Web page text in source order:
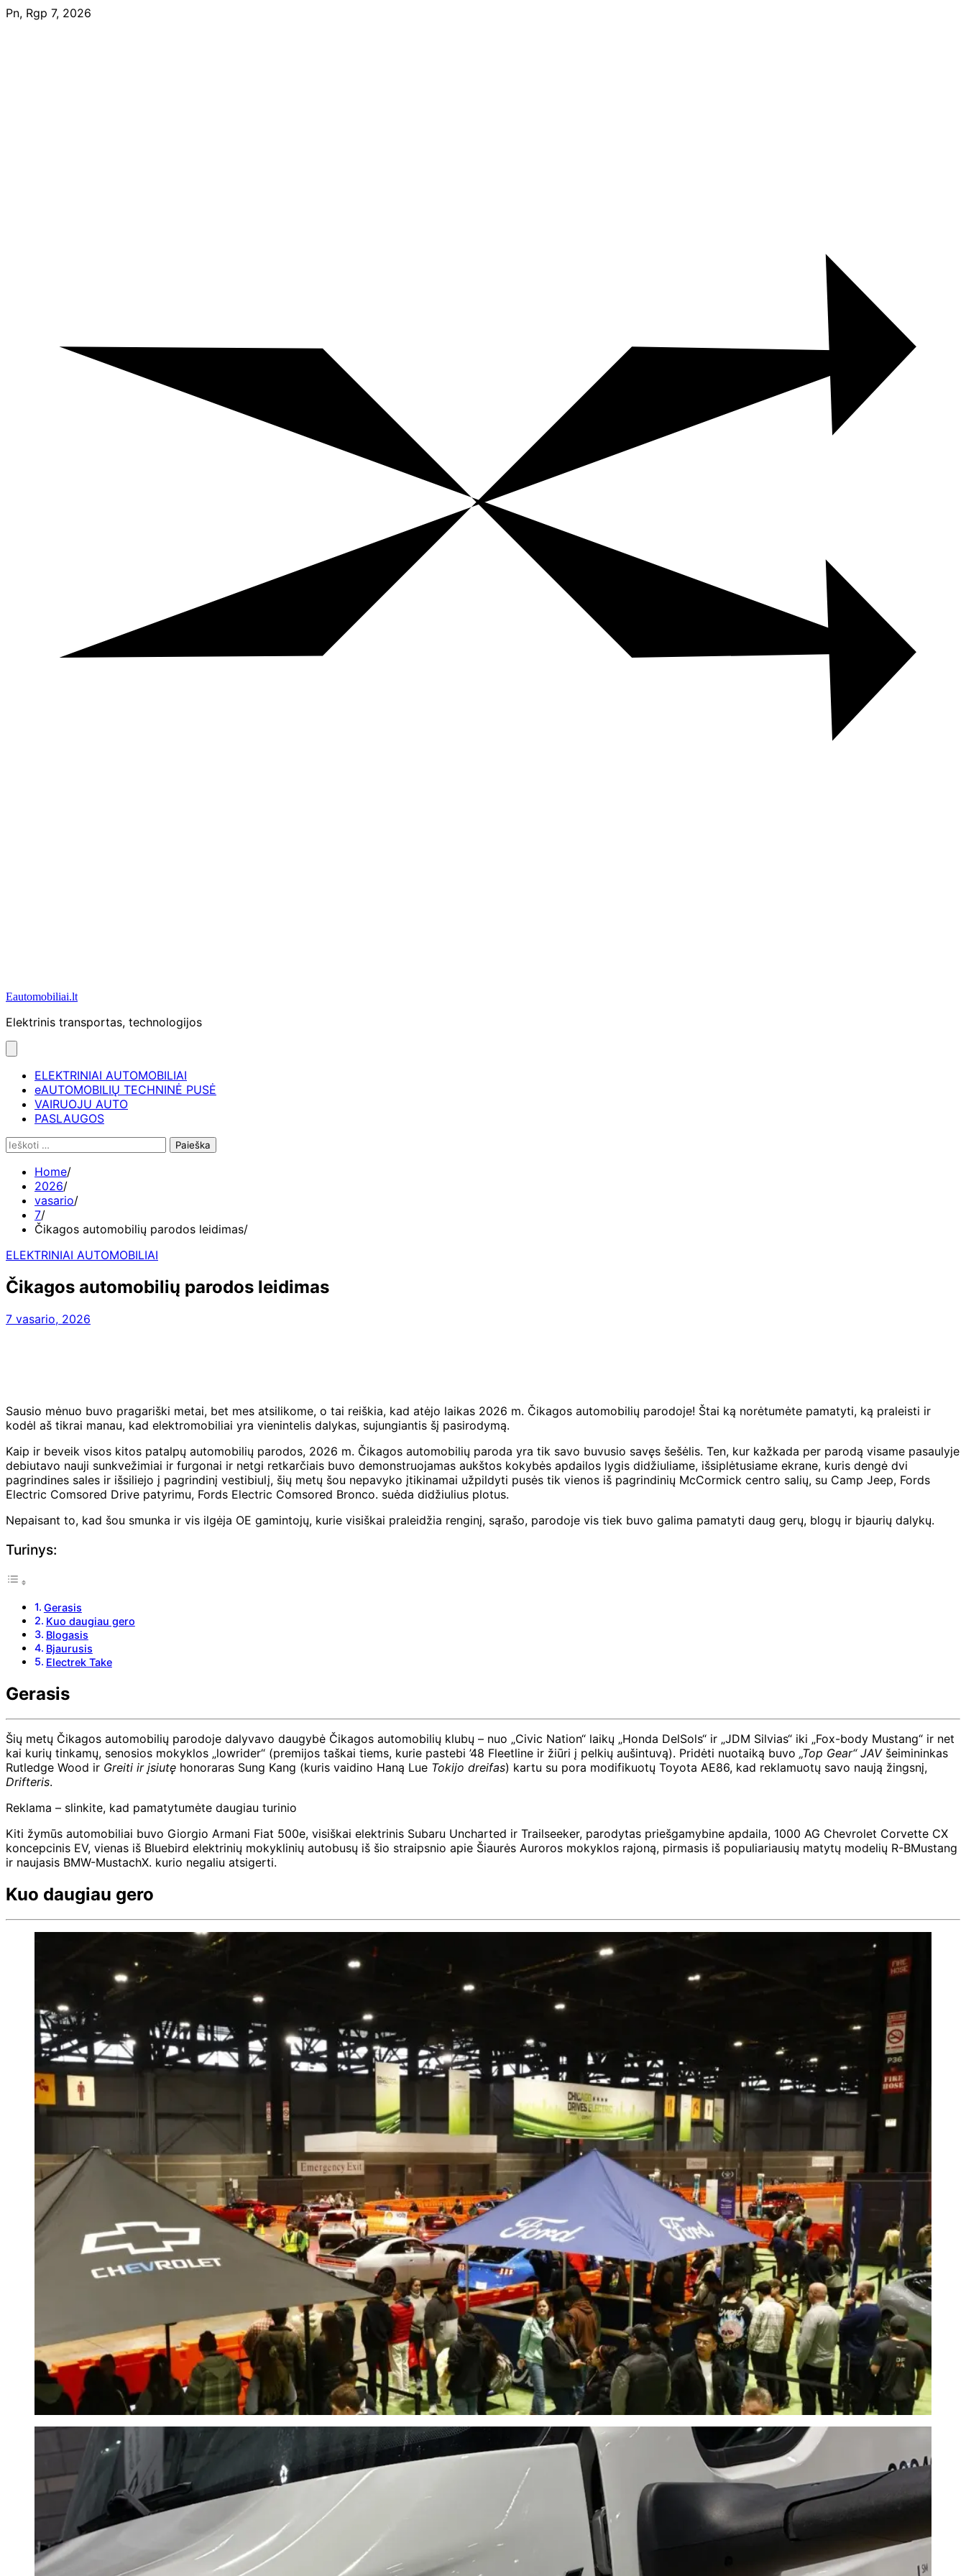
Skip
Pn, Rgp 7, 2026
Eautomobiliai.lt
Elektrinis transportas, technologijos
ELEKTRINIAI AUTOMOBILIAI
eAUTOMOBILIŲ TECHNINĖ PUSĖ
VAIRUOJU AUTO
PASLAUGOS
Ieškoti:
Home
2026
vasario
7
Čikagos automobilių parodos leidimas
ELEKTRINIAI AUTOMOBILIAI
Čikagos automobilių parodos leidimas
7 vasario, 2026
Sausio mėnuo buvo pragariški metai, bet mes atsilikome, o tai reiškia, kad atėjo laikas 2026 m. Čikagos automobilių parodoje! Štai ką norėtumėte pamatyti, ką praleisti ir
kodėl aš tikrai manau, kad elektromobiliai yra vienintelis dalykas, sujungiantis šį pasirodymą.
Kaip ir beveik visos kitos patalpų automobilių parodos, 2026 m. Čikagos automobilių paroda yra tik savo buvusio savęs šešėlis. Ten, kur kažkada per parodą visame pasaulyje
debiutavo nauji sunkvežimiai ir furgonai ir netgi retkarčiais buvo demonstruojamas aukštos kokybės apdailos lygis didžiuliame, išsiplėtusiame ekrane, kuris dengė dvi
pagrindines sales ir išsiliejo į pagrindinį vestibiulį, šių metų šou nepavyko įtikinamai užpildyti pusės tik vienos iš pagrindinių McCormick centro salių, su Camp Jeep, Fords
Electric Comsored Drive patyrimu, Fords Electric Comsored Bronco. suėda didžiulius plotus.
Nepaisant to, kad šou smunka ir vis ilgėja OE gamintojų, kurie visiškai praleidžia renginį, sąrašo, parodoje vis tiek buvo galima pamatyti daug gerų, blogų ir bjaurių dalykų.
Turinys:
Gerasis
Kuo daugiau gero
Blogasis
Bjaurusis
Electrek Take
Gerasis
Šių metų Čikagos automobilių parodoje dalyvavo daugybė Čikagos automobilių klubų – nuo ​​„Civic Nation“ laikų „Honda DelSols“ ir „JDM Silvias“ iki „Fox-body Mustang“ ir net
kai kurių tinkamų, senosios mokyklos „lowrider“ (premijos taškai tiems, kurie pastebi ’48 Fleetline ir žiūri į pelkių aušintuvą). Pridėti nuotaiką buvo „Top Gear“ JAVšeimininkas
Rutledge Wood ir Greiti ir įsiutę honoraras Sung Kang (kuris vaidino Haną Lue Tokijo dreifas) kartu su pora modifikuotų Toyota AE86, kad reklamuotų savo naują žingsnį,
Drifteris.
Reklama – slinkite, kad pamatytumėte daugiau turinio
Kiti žymūs automobiliai buvo Giorgio Armani Fiat 500e, visiškai elektrinis Subaru Uncharted ir Trailseeker, parodytas priešgamybine apdaila, 1000 AG Chevrolet Corvette CX
koncepcinis EV, vienas iš Bluebird elektrinių mokyklinių autobusų iš šio straipsnio apie Šiaurės Auroros mokyklos rajoną, pirmasis iš populiariausių matytų modelių R-BMustang
ir naujasis BMW-MustachX. kurio negaliu atsigerti.
Kuo daugiau gero